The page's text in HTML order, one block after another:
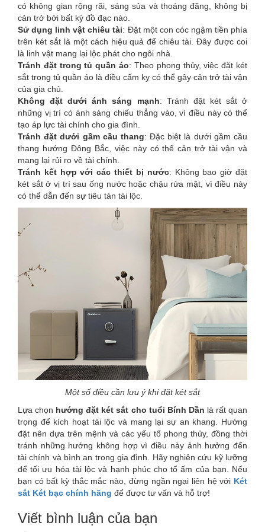
có không gian rộng rãi, sáng sủa và thoáng đãng, không bị
cản trở bởi bất kỳ đồ đạc nào.
Sử dụng linh vật chiêu tài: Đặt một con cóc ngậm tiền phía
trên két sắt là một cách hiệu quả để chiêu tài. Đây được coi
là linh vật mang lại lộc phát cho ngôi nhà.
Tránh đặt trong tủ quần áo: Theo phong thủy, việc đặt két
sắt trong tủ quần áo là điều cấm kỵ có thể gây cản trở tài vận
của gia chủ.
Không đặt dưới ánh sáng mạnh: Tránh đặt két sắt ở
những vị trí có ánh sáng chiếu thẳng vào, vì điều này có thể
tạo áp lực tài chính cho gia đình.
Tránh đặt dưới gầm cầu thang: Đặc biệt là dưới gầm cầu
thang hướng Đông Bắc, việc này có thể cản trở tài vận và
mang lại rủi ro về tài chính.
Tránh kết hợp với các thiết bị nước: Không bao giờ đặt
két sắt ở vị trí sau ống nước hoặc chậu rửa mặt, vì điều này
có thể dẫn đến sự tiêu tán tài lộc.
Một số điều cần lưu ý khi đặt két sắt
Lựa chọn hướng đặt két sắt cho tuổi Bính Dần là rất quan
trọng để kích hoạt tài lộc và mang lại sự an khang. Hướng
đặt nên dựa trên mệnh và các yếu tố phong thủy, đồng thời
tránh những hướng không hợp vì điều này ảnh hưởng đến
tài chính và bình an trong gia đình. Hãy nghiên cứu kỹ lưỡng
để tối ưu hóa tài lộc và hạnh phúc cho tổ ấm của bạn. Nếu
bạn có bất kỳ thắc mắc nào, đừng ngần ngại liên hệ với Két
sắt Két bạc chính hãng để được tư vấn và hỗ trợ!
Viết bình luận của bạn